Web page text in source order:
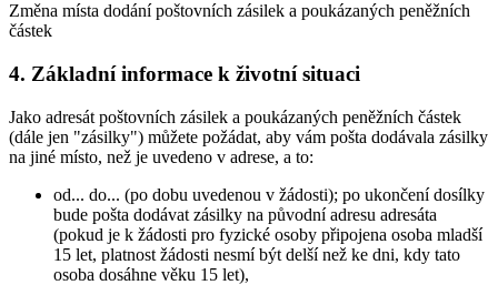
Změna místa dodání poštovních zásilek a poukázaných peněžních
částek
4. Základní informace k životní situaci
Jako adresát poštovních zásilek a poukázaných peněžních částek
(dále jen "zásilky") můžete požádat, aby vám pošta dodávala zásilky
na jiné místo, než je uvedeno v adrese, a to:
od... do... (po dobu uvedenou v žádosti); po ukončení dosílky
bude pošta dodávat zásilky na původní adresu adresáta
(pokud je k žádosti pro fyzické osoby připojena osoba mladší
15 let, platnost žádosti nesmí být delší než ke dni, kdy tato
osoba dosáhne věku 15 let),